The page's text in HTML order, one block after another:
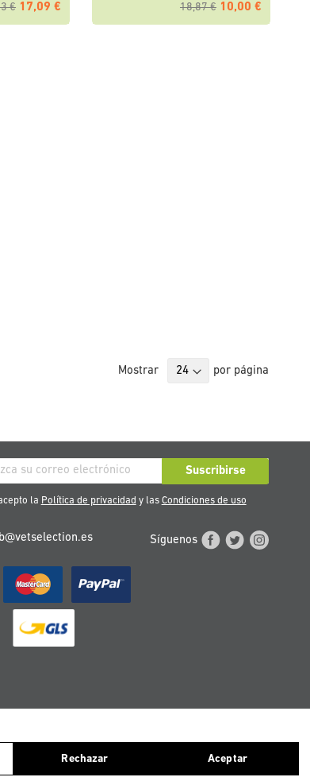
consideramos que aceptas el uso de ellas. Para más
€ 17,09 € 18,87 € 10,00 €
Mostrar por página
Suscribirse
la Política de privacidad y las Condiciones de uso
Síguenos
PORTUGAL
Rechazar Aceptar